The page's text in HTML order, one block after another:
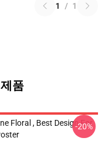
1 / 1
품
Floral , Best Design For
-20%